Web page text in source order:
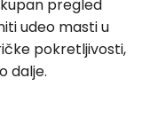
pregled
udeo masti u
pokretljivosti,
dalje.